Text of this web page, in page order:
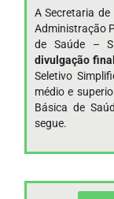
A Secretaria
Administração
de Saúde –
divulgação
Seletivo
médio e
Básica de
segue.